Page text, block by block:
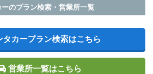
のプラン検索・営業所一覧
タカープラン検索はこちら
営業所一覧はこちら